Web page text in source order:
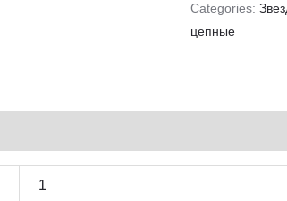
Categories:
цепные
1